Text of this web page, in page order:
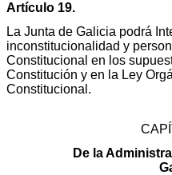
Artículo 19.
La Junta de Galicia podrá
inconstitucionalidad y
Constitucional en los
Constitución y en la Ley
Constitucional.
De la